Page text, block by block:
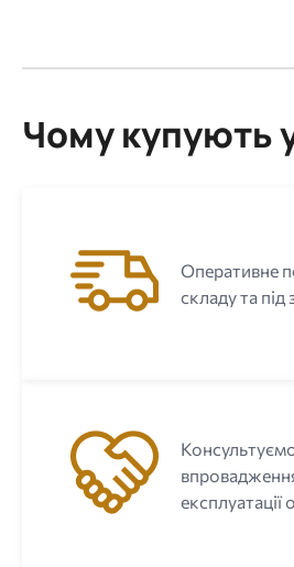
Чому купують
Оперативне
складу та